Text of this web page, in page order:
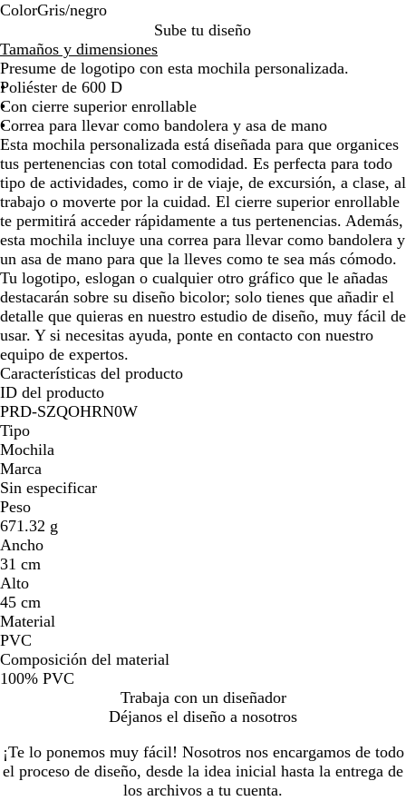
ColorGris/negro
r
i
s
/
n
e
g
r
o
Sube tu diseño
Tamaños y dimensiones
Presume de logotipo con esta mochila personalizada.
Poliéster de 600 D
Con cierre superior enrollable
Correa para llevar como bandolera y asa de mano
Esta mochila personalizada está diseñada para que organices
tus pertenencias con total comodidad. Es perfecta para todo
tipo de actividades, como ir de viaje, de excursión, a clase, al
trabajo o moverte por la cuidad. El cierre superior enrollable
te permitirá acceder rápidamente a tus pertenencias. Además,
esta mochila incluye una correa para llevar como bandolera y
un asa de mano para que la lleves como te sea más cómodo.
Tu logotipo, eslogan o cualquier otro gráfico que le añadas
destacarán sobre su diseño bicolor; solo tienes que añadir el
detalle que quieras en nuestro estudio de diseño, muy fácil de
usar. Y si necesitas ayuda, ponte en contacto con nuestro
equipo de expertos.
Características del producto
ID del producto
PRD-SZQOHRN0W
Tipo
Mochila
Marca
Sin especificar
Peso
671.32 g
Ancho
31 cm
Alto
45 cm
Material
PVC
Composición del material
100% PVC
Trabaja con un diseñador
Déjanos el diseño a nosotros
¡Te lo ponemos muy fácil! Nosotros nos encargamos de todo
el proceso de diseño, desde la idea inicial hasta la entrega de
los archivos a tu cuenta.